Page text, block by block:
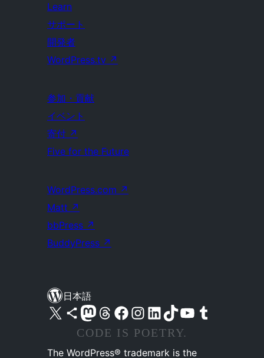
Learn
サポート
開発者
WordPress.tv ↗
参加・貢献
イベント
寄付 ↗
Five for the Future
WordPress.com ↗
Matt ↗
bbPress ↗
BuddyPress ↗
日本語
X (旧 Twitter) アカウントへ Bluesky アカウントへ Mastodon アカウントへ Threads アカウントへ Facebook ページへ Instagram アカウントへ LinkedIn アカウントへTikTok アカウントへ YouTube チャンネルへ Tumblr アカウントへ
CODE IS POETRY.
The WordPress® trademark is the